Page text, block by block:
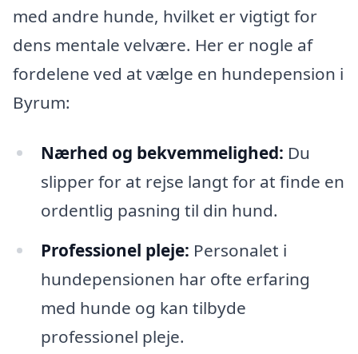
med andre hunde, hvilket er vigtigt for
dens mentale velvære. Her er nogle af
fordelene ved at vælge en hundepension i
Byrum:
Nærhed og bekvemmelighed: Du
slipper for at rejse langt for at finde en
ordentlig pasning til din hund.
Professionel pleje: Personalet i
hundepensionen har ofte erfaring
med hunde og kan tilbyde
professionel pleje.